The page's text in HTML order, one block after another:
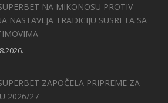
NA MIKONOSU PROTIV
NASTAVLJA TRADICIJU SUSRETA SA
ZAPOČELA PRIPREME ZA
2026/27